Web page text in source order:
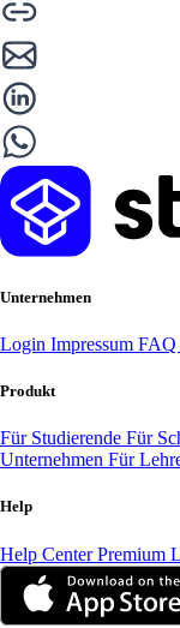
Unternehmen
Login Impressum FAQ
Produkt
Für Studierende Für
Unternehmen Für
Help
Help CenterPremium